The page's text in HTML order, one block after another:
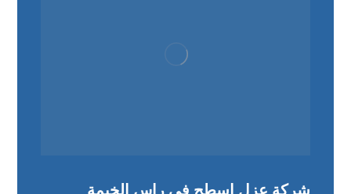
شركة عزل اسطح في راس الخيمة